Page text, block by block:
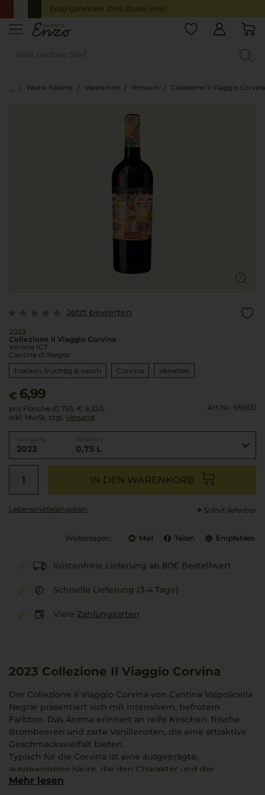
Enzo garantiert 100% Dolce-Vita!
Weine Italiens Weinarten Rotwein Collezione Il Viaggio Corvina
Jetzt bewerten
2023
Collezione Il Viaggio Corvina
Verona IGT
Cantina di Negrar
trocken, fruchtig & weich
Corvina Venetien
€ 6,99
pro Flasche (0.75l), € 9,32/L
inkl. MwSt. zzgl. Versand
Art.Nr. 565631
2023 0,75 L
IN DEN WARENKORB
Lebensmittel­angaben Sofort lieferbar
Weitersagen: Mail Teilen Empfehlen
Kostenfreie Lieferung ab 80€ Bestellwert
Schnelle Lieferung (3-4 Tage)
Viele Zahlungsarten
2023 Collezione Il Viaggio Corvina
Der Collezione Il Viaggio Corvina von Cantina Valpolicella
Negrar präsentiert sich mit intensivem, tiefrotem
Farbton. Das Aroma erinnert an reife Kirschen, frische
Brombeeren und zarte Vanillenoten, die eine attraktive
Geschmacksvielfalt bieten.
Typisch für die Corvina ist eine ausgeprägte,
ausgewogene Säure, die den Charakter und die
Lebendigkeit des Weins unterstreicht. Der Stil bewegt
Mehr lesen